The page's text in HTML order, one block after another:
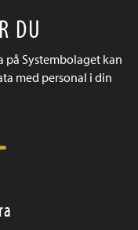
DU
på Systembolaget kan
med personal i din